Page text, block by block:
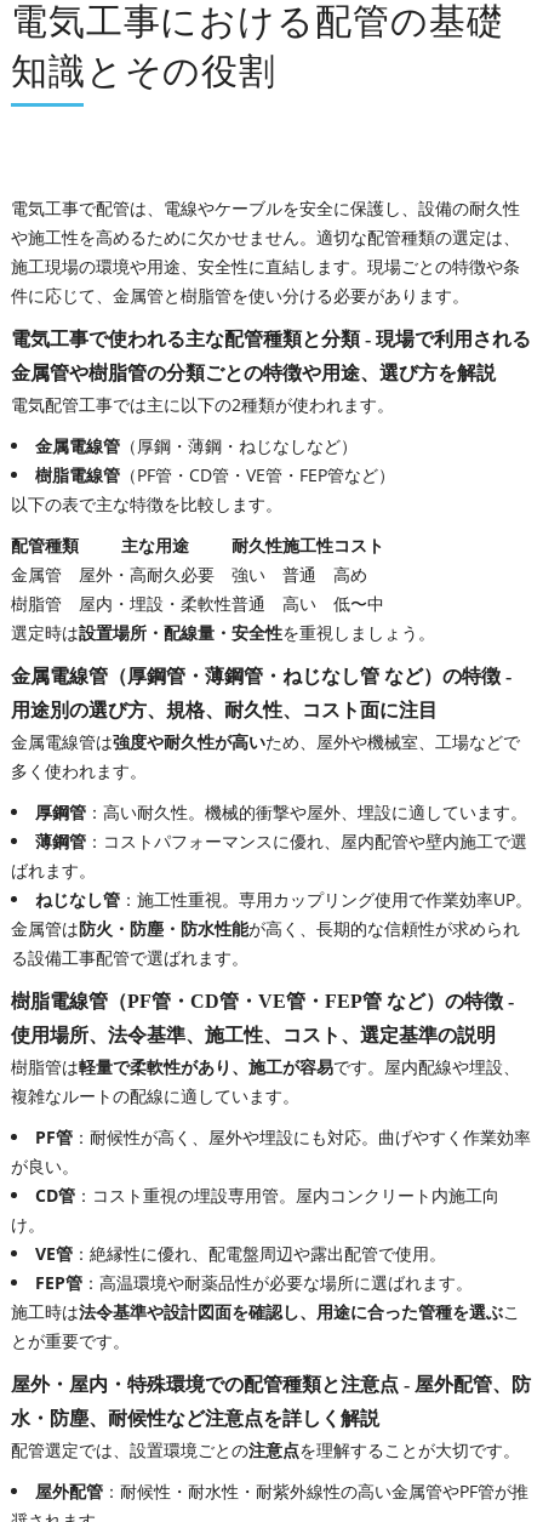
電気工事における配管の基礎
知識とその役割
電気工事で配管は、電線やケーブルを安全に保護し、設備の耐久性
や施工性を高めるために欠かせません。適切な配管種類の選定は、
施工現場の環境や用途、安全性に直結します。現場ごとの特徴や条
件に応じて、金属管と樹脂管を使い分ける必要があります。
電気工事で使われる主な配管種類と分類 - 現場で利用される
金属管や樹脂管の分類ごとの特徴や用途、選び方を解説
電気配管工事では主に以下の2種類が使われます。
金属電線管（厚鋼・薄鋼・ねじなしなど）
樹脂電線管（PF管・CD管・VE管・FEP管など）
以下の表で主な特徴を比較します。
配管種類
主な用途 耐久性施工性コスト
金属管
屋外・高耐久必要 強い 普通
高め
樹脂管
屋内・埋設・柔軟性普通 高い
低〜中
選定時は設置場所・配線量・安全性を重視しましょう。
金属電線管（厚鋼管・薄鋼管・ねじなし管 など）の特徴 -
用途別の選び方、規格、耐久性、コスト面に注目
金属電線管は強度や耐久性が高いため、屋外や機械室、工場などで
多く使われます。
厚鋼管：高い耐久性。機械的衝撃や屋外、埋設に適しています。
薄鋼管：コストパフォーマンスに優れ、屋内配管や壁内施工で選
ばれます。
ねじなし管：施工性重視。専用カップリング使用で作業効率UP。
金属管は防火・防塵・防水性能が高く、長期的な信頼性が求められ
る設備工事配管で選ばれます。
樹脂電線管（PF管・CD管・VE管・FEP管 など）の特徴 -
使用場所、法令基準、施工性、コスト、選定基準の説明
樹脂管は軽量で柔軟性があり、施工が容易です。屋内配線や埋設、
複雑なルートの配線に適しています。
PF管：耐候性が高く、屋外や埋設にも対応。曲げやすく作業効率
が良い。
CD管：コスト重視の埋設専用管。屋内コンクリート内施工向
け。
VE管：絶縁性に優れ、配電盤周辺や露出配管で使用。
FEP管：高温環境や耐薬品性が必要な場所に選ばれます。
施工時は法令基準や設計図面を確認し、用途に合った管種を選ぶこ
とが重要です。
屋外・屋内・特殊環境での配管種類と注意点 - 屋外配管、防
水・防塵、耐候性など注意点を詳しく解説
配管選定では、設置環境ごとの注意点を理解することが大切です。
屋外配管：耐候性・耐水性・耐紫外線性の高い金属管やPF管が推